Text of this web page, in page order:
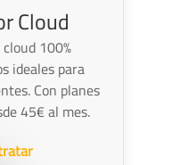
Cloud
100%
ideales para
Con planes
45€ al mes.